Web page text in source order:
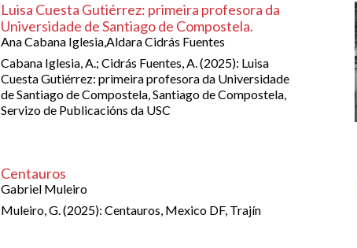
Luisa Cuesta Gutiérrez: primeira profesora da
Universidade de Santiago de Compostela.
Ana Cabana Iglesia,Aldara Cidrás Fuentes
Cabana Iglesia, A.; Cidrás Fuentes, A. (2025): Luisa
Cuesta Gutiérrez: primeira profesora da Universidade
de Santiago de Compostela, Santiago de Compostela,
Servizo de Publicacións da USC
Centauros
Gabriel Muleiro
Muleiro, G. (2025): Centauros, Mexico DF, Trajín